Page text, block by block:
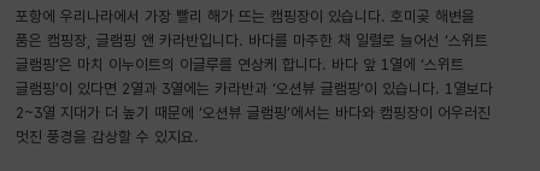
포항에 우리나라에서 가장 빨리 해가 뜨는 캠핑장이 있습니다. 호미곶 해변을
품은 캠핑장, 글램핑 앤 카라반입니다. 바다를 마주한 채 일렬로 늘어선 ‘스위트
글램핑’은 마치 이누이트의 이글루를 연상케 합니다. 바다 앞 1열에 ‘스위트
글램핑’이 있다면 2열과 3열에는 카라반과 ‘오션뷰 글램핑’이 있습니다. 1열보다
2~3열 지대가 더 높기 때문에 ‘오션뷰 글램핑’에서는 바다와 캠핑장이 어우러진
멋진 풍경을 감상할 수 있지요.